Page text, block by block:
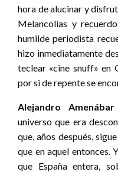
hora de alucinar y
Melancolías y
humilde periodista
hizo inmediatamente
teclear «cine snuff» en
por si de repente se
Alejandro Amenábar
universo que era
que, años después,
que en aquel entonces.
que España entera,